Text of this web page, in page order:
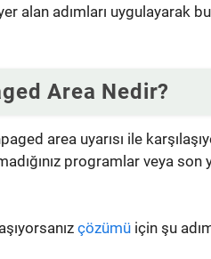
alan adımları uygulayarak
Area Nedir?
area uyarısı ile
programlar veya
çözümü için şu